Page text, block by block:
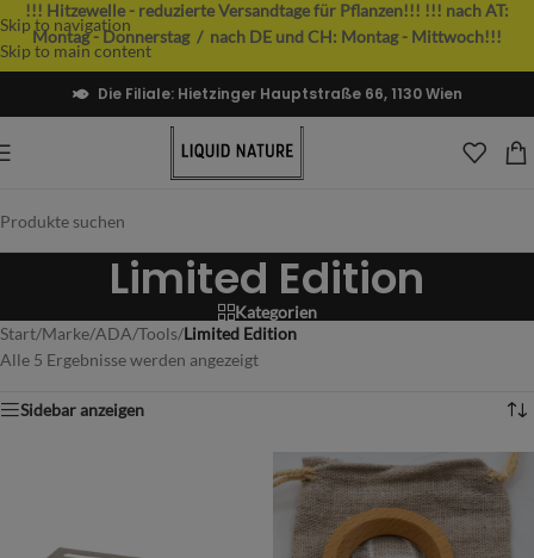
Skip to navigation
Skip to main content
!!! Hitzewelle - reduzierte Versandtage für Pflanzen!!! !!! nach AT:
Montag - Donnerstag / nach DE und CH: Montag - Mittwoch!!!
Die Filiale: Hietzinger Hauptstraße 66, 1130 Wien
Limited Edition
Kategorien
Start/Marke/ADA/Tools/Limited Edition
Alle 5 Ergebnisse werden angezeigt
Sidebar anzeigen